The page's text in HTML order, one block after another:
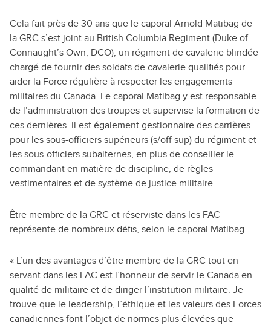
Cela fait près de 30 ans que le caporal Arnold Matibag de
la GRC s’est joint au British Columbia Regiment (Duke of
Connaught’s Own, DCO), un régiment de cavalerie blindée
chargé de fournir des soldats de cavalerie qualifiés pour
aider la Force régulière à respecter les engagements
militaires du Canada. Le caporal Matibag y est responsable
de l’administration des troupes et supervise la formation de
ces dernières. Il est également gestionnaire des carrières
pour les sous-officiers supérieurs (s/off sup) du régiment et
les sous-officiers subalternes, en plus de conseiller le
commandant en matière de discipline, de règles
vestimentaires et de système de justice militaire.
Être membre de la GRC et réserviste dans les FAC
représente de nombreux défis, selon le caporal Matibag.
« L’un des avantages d’être membre de la GRC tout en
servant dans les FAC est l’honneur de servir le Canada en
qualité de militaire et de diriger l’institution militaire. Je
trouve que le leadership, l’éthique et les valeurs des Forces
canadiennes font l’objet de normes plus élevées que